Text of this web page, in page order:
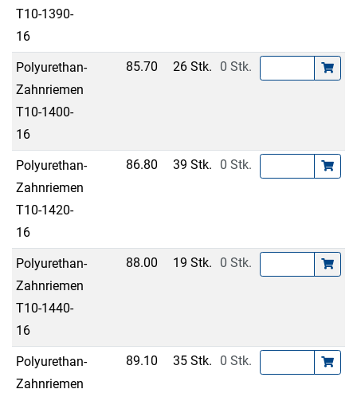
T10-1390-
16
Polyurethan-
Zahnriemen
T10-1400-
16
85.70 26 Stk. 0 Stk.
Polyurethan-
Zahnriemen
T10-1420-
16
86.80 39 Stk. 0 Stk.
Polyurethan-
Zahnriemen
T10-1440-
16
88.00 19 Stk. 0 Stk.
Polyurethan-
Zahnriemen
89.10 35 Stk. 0 Stk.